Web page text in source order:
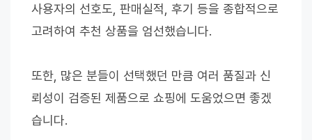
사용자의 선호도, 판매실적, 후기 등을 종합적으로
고려하여 추천 상품을 엄선했습니다.
또한, 많은 분들이 선택했던 만큼 여러 품질과 신
뢰성이 검증된 제품으로 쇼핑에 도움었으면 좋겠
습니다.